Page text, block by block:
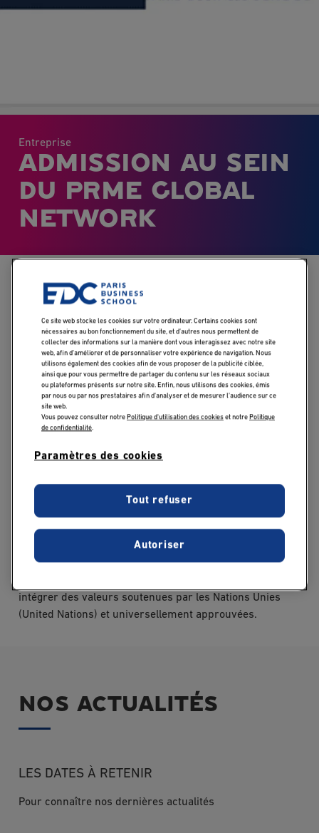
Entreprise
ADMISSION AU SEIN
DU PRME GLOBAL
NETWORK
Publicado: 09/12/2019|Actualizado: 28/08/2024
EDC Paris Business School fait désormais partie du
Management Education (PRME) et PRME France-Benelux.
promouvoir internationalement la formation, la
recherche et les pratiques sur le management
responsable. Il s’adresses à toutes les institutions
d’enseignement supérieur et leurs programmes de
formation à la gestion. Les signataires de l’initiative
intégrer des valeurs soutenues par les Nations Unies
(United Nations) et universellement approuvées.
NOS ACTUALITÉS
LES DATES À RETENIR
Pour connaître nos dernières actualités
Ce site web stocke les cookies sur votre ordinateur. Certains cookies sont
nécessaires au bon fonctionnement du site, et d’autres nous permettent de
collecter des informations sur la manière dont vous interagissez avec notre site
web, afin d’améliorer et de personnaliser votre expérience de navigation. Nous
utilisons également des cookies afin de vous proposer de la publicité ciblée,
ainsi que pour vous permettre de partager du contenu sur les réseaux sociaux
ou plateformes présents sur notre site. Enfin, nous utilisons des cookies, émis
par nous ou par nos prestataires afin d’analyser et de mesurer l’audience sur ce
site web.
Vous pouvez consulter notrePolitique d'utilisation des cookieset notrePolitique
de confidentialité.
Paramètres des cookies
Tout refuser
Autoriser